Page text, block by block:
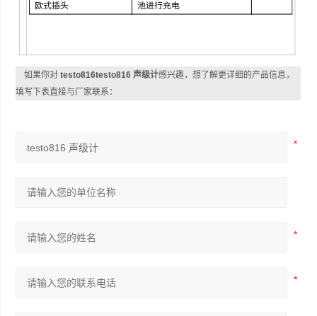
欧式插头 池进行充电
如果你对testo816testo816 声级计感兴趣，想了解更详细的产品信息，
填写下表直接与厂家联系：